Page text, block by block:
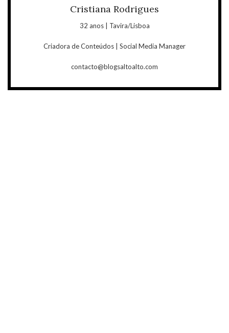
Cristiana Rodrigues
32 anos | Tavira/Lisboa
Criadora de Conteúdos | Social Media Manager
contacto@blogsaltoalto.com